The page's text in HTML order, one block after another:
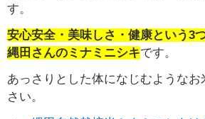
す。
安心安全・美味しさ・健康という3
縄田さんのミナミニシキです。
あっさりとした体になじむような
さい。